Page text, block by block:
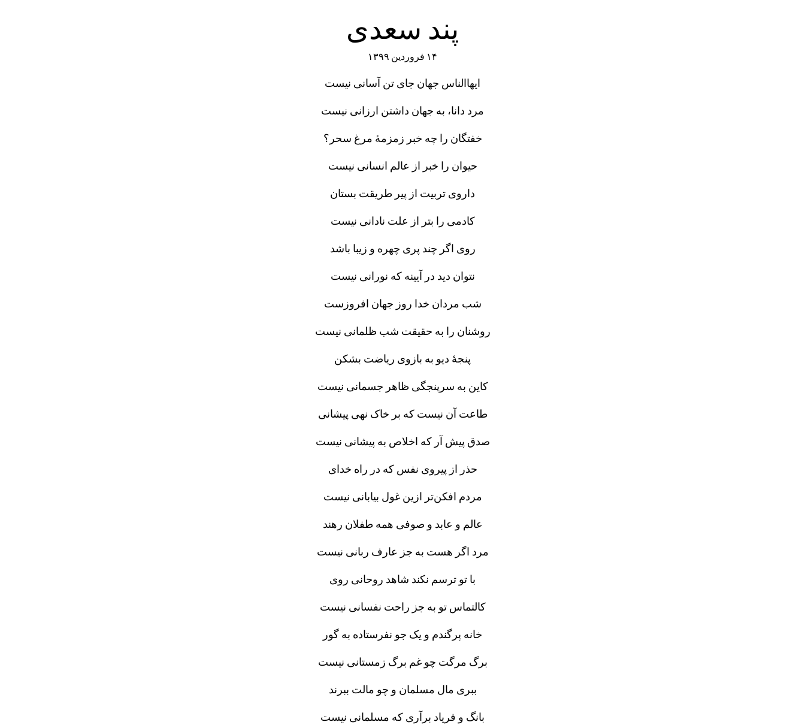
پند سعدی
۱۴ فروردین ۱۳۹۹
ایهاالناس جهان جای تن آسانی نیست
مرد دانا، به جهان داشتن ارزانی نیست
خفتگان را چه خبر زمزمهٔ مرغ سحر؟
حیوان را خبر از عالم انسانی نیست
داروی تربیت از پیر طریقت بستان
کادمی را بتر از علت نادانی نیست
روی اگر چند پری چهره و زیبا باشد
نتوان دید در آیینه که نورانی نیست
شب مردان خدا روز جهان افروزست
روشنان را به حقیقت شب ظلمانی نیست
پنجهٔ دیو به بازوی ریاضت بشکن
کاین به سرپنجگی ظاهر جسمانی نیست
طاعت آن نیست که بر خاک نهی پیشانی
صدق پیش آر که اخلاص به پیشانی نیست
حذر از پیروی نفس که در راه خدای
مردم افکن‌تر ازین غول بیابانی نیست
عالم و عابد و صوفی همه طفلان رهند
مرد اگر هست به جز عارف ربانی نیست
با تو ترسم نکند شاهد روحانی روی
کالتماس تو به جز راحت نفسانی نیست
خانه پرگندم و یک جو نفرستاده به گور
برگ مرگت چو غم برگ زمستانی نیست
ببری مال مسلمان و چو مالت ببرند
بانگ و فریاد برآری که مسلمانی نیست